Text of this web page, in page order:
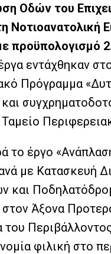
Οδών του
Νοτιοανατολική
προϋπολογισμό
εντάχθηκαν
Πρόγραμμα
το έργο
με Κατασκευή
και
στον Άξονα
του
φιλική στο